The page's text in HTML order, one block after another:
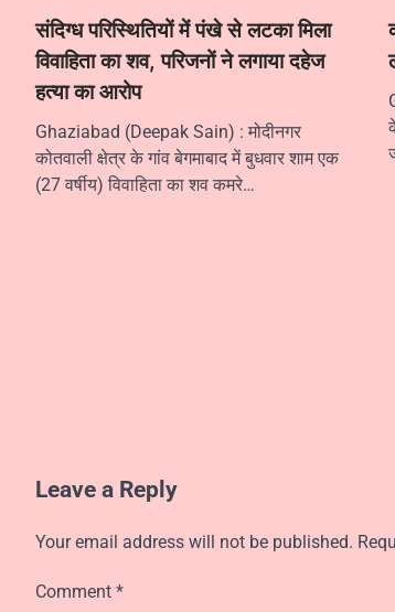
संदिग्ध परिस्थितियों में पंखे से लटका मिला
विवाहिता का शव, परिजनों ने लगाया दहेज
हत्या का आरोप
Ghaziabad (Deepak Sain) : मोदीनगर
कोतवाली क्षेत्र के गांव बेगमाबाद में बुधवार शाम एक
(27 वर्षीय) विवाहिता का शव कमरे…
Leave a Reply
Your email address will not be published.
Comment *